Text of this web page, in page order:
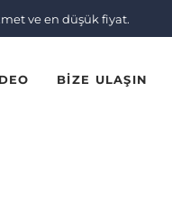
ve en düşük fiyat.
BIZE ULAŞIN